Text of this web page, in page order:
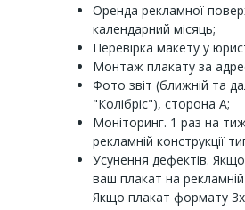
Оренда рекламної
календарний місяць;
Перевірка макету у
Монтаж плакату за
Фото звіт (ближній та
"Колібріс"), сторона A;
Моніторинг. 1 раз на
рекламній конструкції
Усунення дефектів.
ваш плакат на
Якщо плакат формату